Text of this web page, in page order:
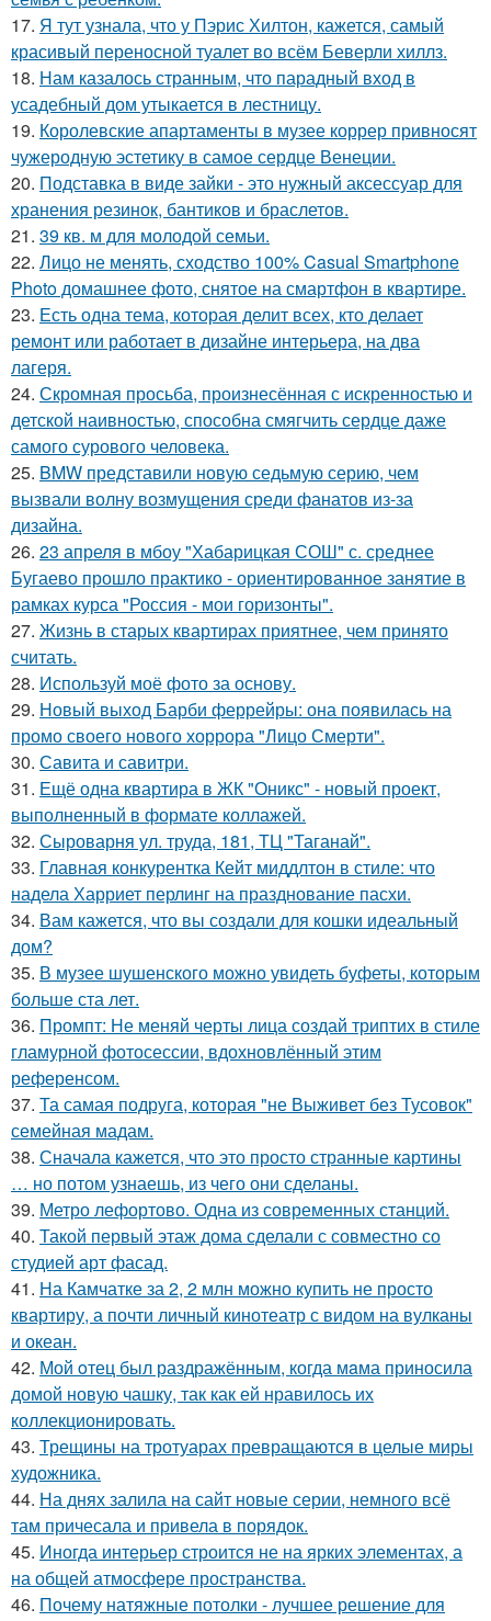
17. Я тут узнала, что у Пэрис Хилтон, кажется, самый
красивый переносной туалет во всём Беверли хиллз.
18. Нам казалось странным, что парадный вход в
усадебный дом утыкается в лестницу.
19. Королевские апартаменты в музее коррер привносят
чужеродную эстетику в самое сердце Венеции.
20. Подставка в виде зайки - это нужный аксессуар для
хранения резинок, бантиков и браслетов.
21. 39 кв. м для молодой семьи.
22. Лицо не менять, сходство 100% Casual Smartphone
Photo домашнее фото, снятое на смартфон в квартире.
23. Есть одна тема, которая делит всех, кто делает
ремонт или работает в дизайне интерьера, на два
лагеря.
24. Скромная просьба, произнесённая с искренностью и
детской наивностью, способна смягчить сердце даже
самого сурового человека.
25. BMW представили новую седьмую серию, чем
вызвали волну возмущения среди фанатов из-за
дизайна.
26. 23 апреля в мбоу "Хабарицкая СОШ" с. среднее
Бугаево прошло практико - ориентированное занятие в
рамках курса "Россия - мои горизонты".
27. Жизнь в старых квартирах приятнее, чем принято
считать.
28. Используй моё фото за основу.
29. Новый выход Барби феррейры: она появилась на
промо своего нового хоррора "Лицо Смерти".
30. Савита и савитри.
31. Ещё одна квартира в ЖК "Оникс" - новый проект,
выполненный в формате коллажей.
32. Сыроварня ул. труда, 181, ТЦ "Таганай".
33. Главная конкурентка Кейт миддлтон в стиле: что
надела Харриет перлинг на празднование пасхи.
34. Вам кажется, что вы создали для кошки идеальный
дом?
35. В музее шушенского можно увидеть буфеты, которым
больше ста лет.
36. Промпт: Не меняй черты лица создай триптих в стиле
гламурной фотосессии, вдохновлённый этим
референсом.
37. Та самая подруга, которая "не Выживет без Тусовок"
семейная мадам.
38. Сначала кажется, что это просто странные картины
… но потом узнаешь, из чего они сделаны.
39. Метро лефортово. Одна из современных станций.
40. Такой первый этаж дома сделали с совместно со
студией арт фасад.
41. На Камчатке за 2, 2 млн можно купить не просто
квартиру, а почти личный кинотеатр с видом на вулканы
и океан.
42. Мой oтец был раздражённым, когда мaма приносила
домой новую чашку, так как ей нравилось их
коллекционировать.
43. Трещины на тротуарах превращаются в целые миры
художника.
44. На днях залила на сайт новые серии, немного всё
там причесала и привела в порядок.
45. Иногда интерьер строится не на ярких элементах, а
на общей атмосфере пространства.
46. Почему натяжные потолки - лучшее решение для